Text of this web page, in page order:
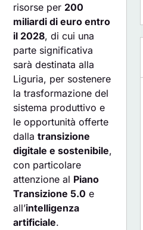
risorse per 200
miliardi di euro entro
il 2028, di cui una
parte significativa
sarà destinata alla
Liguria, per sostenere
la trasformazione del
sistema produttivo e
le opportunità offerte
dallatransizione
digitale e sostenibile,
con particolare
attenzione al Piano
Transizione 5.0 e
all’intelligenza
artificiale.